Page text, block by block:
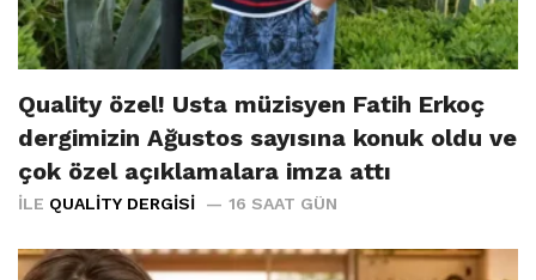
Quality özel! Usta müzisyen Fatih Erkoç
dergimizin Ağustos sayısına konuk oldu ve
çok özel açıklamalara imza attı
İLE QUALITY DERGISI 16 SAAT GÜN